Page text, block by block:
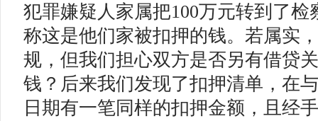
犯罪嫌疑人家属把100万元转到了
称这是他们家被扣押的钱。若属实
规，但我们担心双方是否另有借贷
钱？后来我们发现了扣押清单，在
日期有一笔同样的扣押金额，且经